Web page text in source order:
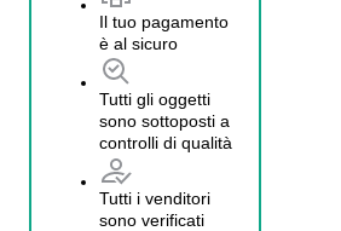
Il tuo pagamento
è al sicuro
Tutti gli oggetti
sono sottoposti a
controlli di qualità
Tutti i venditori
sono verificati